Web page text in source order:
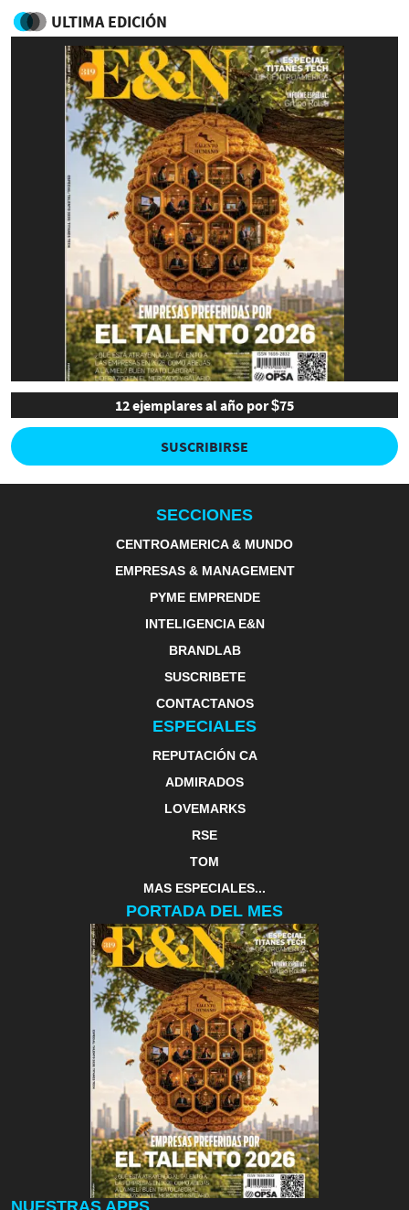
ULTIMA EDICIÓN
12 ejemplares al año por $75
SUSCRIBIRSE
SECCIONES
CENTROAMERICA & MUNDO
EMPRESAS & MANAGEMENT
PYME EMPRENDE
INTELIGENCIA E&N
BRANDLAB
SUSCRIBETE
CONTACTANOS
ESPECIALES
REPUTACIÓN CA
ADMIRADOS
LOVEMARKS
RSE
TOM
MAS ESPECIALES...
PORTADA DEL MES
NUESTRAS APPS